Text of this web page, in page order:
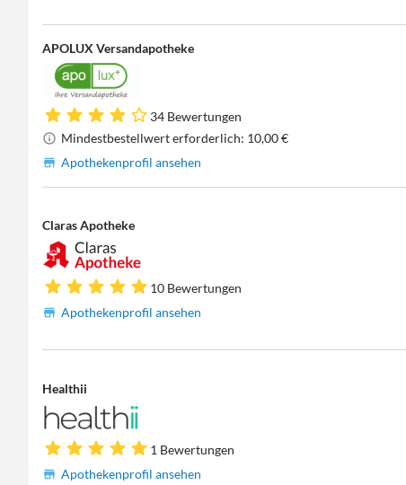
APOLUX Versandapotheke
34 Bewertungen
Mindestbestellwert erforderlich: 10,00 €
Apothekenprofil ansehen
Claras Apotheke
10 Bewertungen
Apothekenprofil ansehen
Healthii
1 Bewertungen
Apothekenprofil ansehen